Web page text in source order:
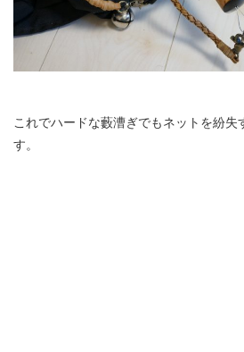
これでハードな藪漕ぎでもネットを紛失
す。